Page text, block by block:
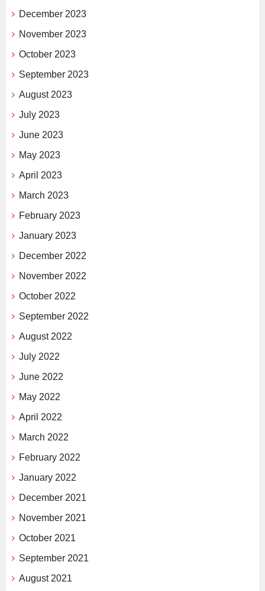
December 2023
November 2023
October 2023
September 2023
August 2023
July 2023
June 2023
May 2023
April 2023
March 2023
February 2023
January 2023
December 2022
November 2022
October 2022
September 2022
August 2022
July 2022
June 2022
May 2022
April 2022
March 2022
February 2022
January 2022
December 2021
November 2021
October 2021
September 2021
August 2021